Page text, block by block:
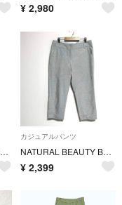
¥ 2,980
NATURAL BEAUTY BASIC 新品タグ付き センタープレスパンツ M イエロー
カジュアルパンツ
NATURAL BEAUTY BASIC カジュアルパンツ ブルーグレー L
¥ 2,399